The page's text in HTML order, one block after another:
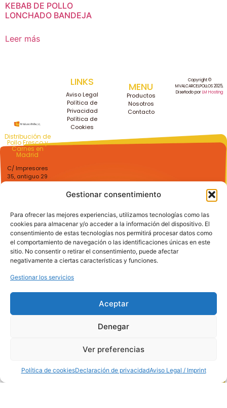
Gestionar consentimiento
Para ofrecer las mejores experiencias, utilizamos tecnologías como las
cookies para almacenar y/o acceder a la información del dispositivo. El
consentimiento de estas tecnologías nos permitirá procesar datos como
el comportamiento de navegación o las identificaciones únicas en este
sitio. No consentir o retirar el consentimiento, puede afectar
negativamente a ciertas características y funciones.
Gestionar los servicios
Aceptar
Denegar
Ver preferencias
Política de cookiesDeclaración de privacidadAviso Legal / Imprint
KEBAB DE POLLO
LONCHADO BANDEJA
Leer más
Distribución de
Pollo Fresco y
Carnes en
Madrid
C/ Impresores
35, antiguo 29
Teléfono:
91 681
70 12
Horario: de 8:00
a 14:00
PUESTO
MERCAMADRID
Nave de
Puesto 15
LINKS
Aviso Legal
Política de
Privacidad
Política de
Cookies
MENU
Productos
Nosotros
Contacto
Copyright ©
MVALCARCELPOLLOS 2025,
Diseñodo porLM Hosting